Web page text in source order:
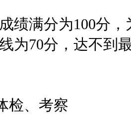
满分为100分，
为70分，达不到
、考察